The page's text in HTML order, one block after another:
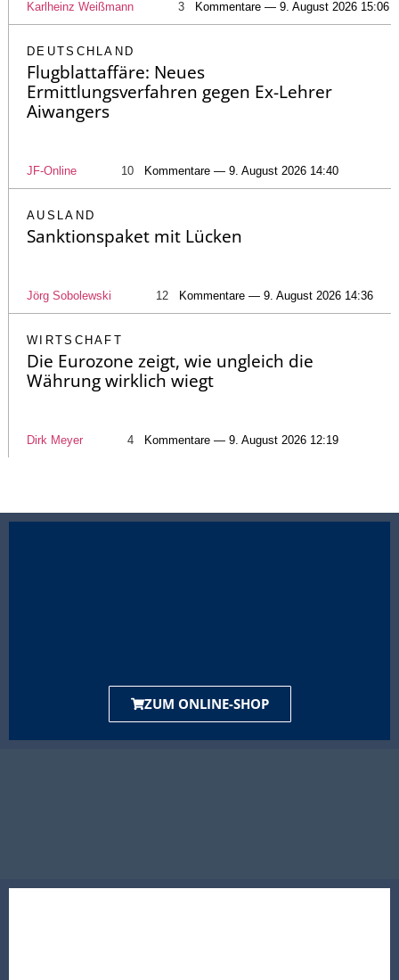
Karlheinz Weißmann 3 Kommentare — 9. August 2026 15:06
DEUTSCHLAND
Flugblattaffäre: Neues
Ermittlungsverfahren gegen Ex-Lehrer
Aiwangers
JF-Online 10 Kommentare — 9. August 2026 14:40
AUSLAND
Sanktionspaket mit Lücken
Jörg Sobolewski 12 Kommentare — 9. August 2026 14:36
WIRTSCHAFT
Die Eurozone zeigt, wie ungleich die
Währung wirklich wiegt
Dirk Meyer 4 Kommentare — 9. August 2026 12:19
ZUM ONLINE-SHOP